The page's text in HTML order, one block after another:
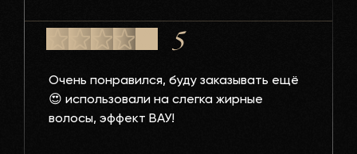
5
Очень понравился, буду заказывать ещё
😍 использовали на слегка жирные
волосы, эффект ВАУ!